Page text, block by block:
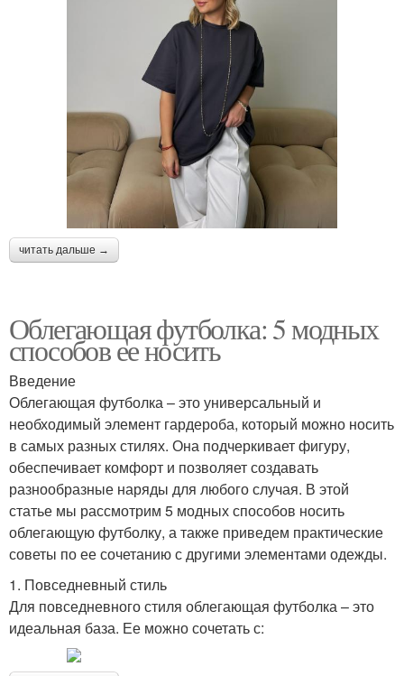
читать дальше →
Облегающая футболка: 5 модных
способов ее носить
Введение
Облегающая футболка – это универсальный и
необходимый элемент гардероба, который можно носить
в самых разных стилях. Она подчеркивает фигуру,
обеспечивает комфорт и позволяет создавать
разнообразные наряды для любого случая. В этой
статье мы рассмотрим 5 модных способов носить
облегающую футболку, а также приведем практические
советы по ее сочетанию с другими элементами одежды.
1. Повседневный стиль
Для повседневного стиля облегающая футболка – это
идеальная база. Ее можно сочетать с: